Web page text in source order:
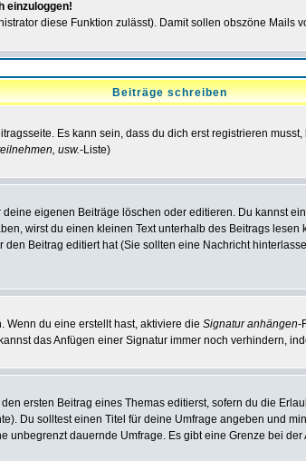
einzuloggen!
diese Funktion zulässt). Damit sollen obszöne Mails
Beiträge schreiben
Es kann sein, dass du dich erst registrieren
usw.-Liste)
eigenen Beiträge löschen oder editieren. Du kannst
wirst du einen kleinen Text unterhalb des Beitrags
Beitrag editiert hat (Sie sollten eine Nachricht
Wenn du eine erstellt hast, aktiviere die Signatur anhängen-
das Anfügen einer Signatur immer noch verhindern,
ersten Beitrag eines Themas editierst, sofern du die
Du solltest einen Titel für deine Umfrage angeben und
unbegrenzt dauernde Umfrage. Es gibt eine Grenze bei